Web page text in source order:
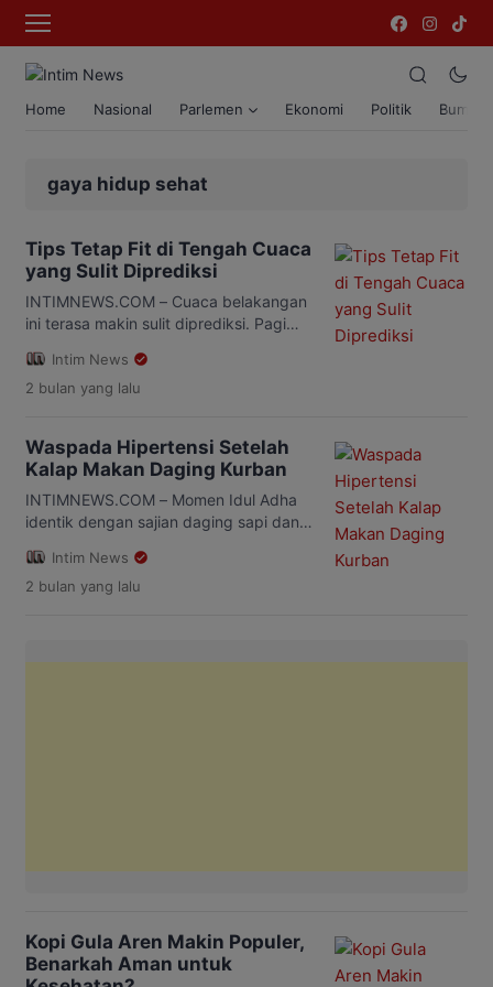
Home Nasional Parlemen Ekonomi Politik Bumi
gaya hidup sehat
Tips Tetap Fit di Tengah Cuaca
yang Sulit Diprediksi
INTIMNEWS.COM – Cuaca belakangan
ini terasa makin sulit diprediksi. Pagi
beberapa jam kemudian hujan turun
deras disertai angin kencang. Kondisi
aktivitas, tetapi juga bisa berdampak
pada daya tahan tubuh. Perubahan
suhu dan kelembapan udara membuat
tubuh harus bekerja lebih keras […]
Intim News
2 bulan yang lalu
Waspada Hipertensi Setelah
Kalap Makan Daging Kurban
INTIMNEWS.COM – Momen Idul Adha
identik dengan sajian daging sapi dan
gulai, rendang, hingga tongseng.
Namun di balik kelezatan tersebut,
Intim News
2 bulan yang lalu
Kopi Gula Aren Makin Populer,
Benarkah Aman untuk